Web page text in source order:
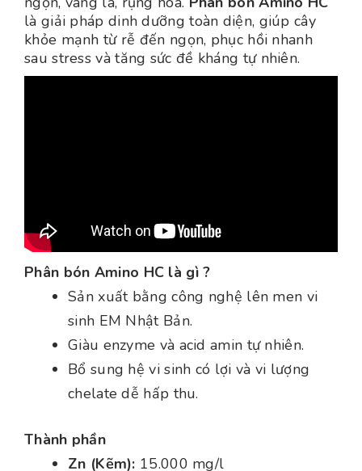
là giải pháp dinh dưỡng toàn diện, giúp cây
khỏe mạnh từ rễ đến ngọn, phục hồi nhanh
sau stress và tăng sức đề kháng tự nhiên.
Phân bón Amino HC là gì ?
Sản xuất bằng công nghệ lên men vi
sinh EM Nhật Bản.
Giàu enzyme và acid amin tự nhiên.
Bổ sung hệ vi sinh có lợi và vi lượng
chelate dễ hấp thu.
Thành phần
Zn (Kẽm): 15.000 mg/l